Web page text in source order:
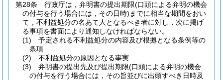
第28条
行政庁は，弁明書の提出期限(口頭による弁明の機会
の付与を行う場合には，その日時) までに相当な期間をおい
て，不利益処分の名あて人となるべき者に対し，次に掲げ
る事項を書面により通知しなければならない。
(1)
予定される不利益処分の内容及び根拠となる条例等の
条項
(2)
不利益処分の原因となる事実
(3)
弁明書の提出先及び提出期限(口頭による弁明の機会
の付与を行う場合には，その旨並びに出頭すべき日時及